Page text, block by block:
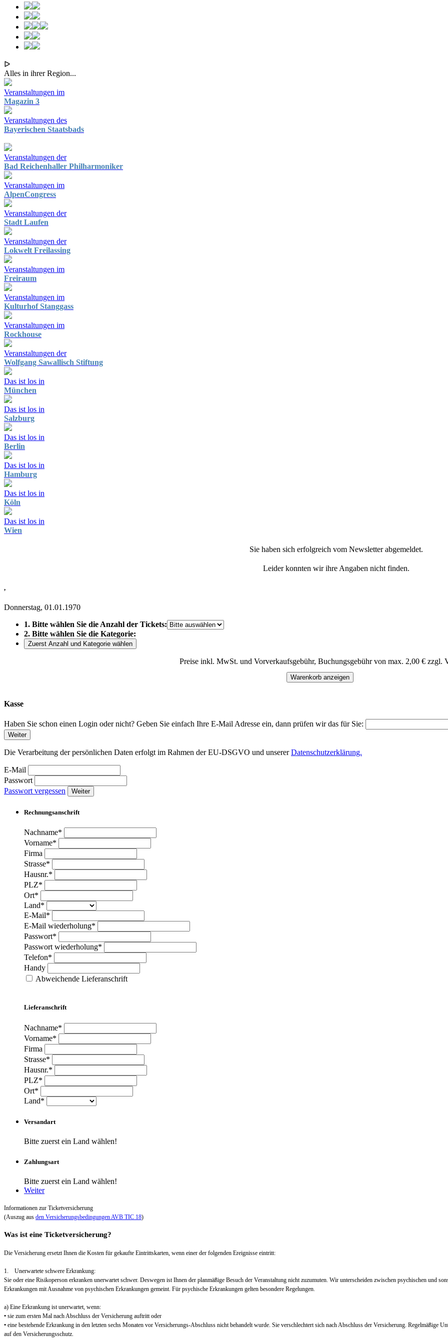
ᐅ
Alles in ihrer Region...
Veranstaltungen im
Magazin 3
Veranstaltungen des
Bayerischen Staatsbads
Veranstaltungen der
Bad Reichenhaller Philharmoniker
Veranstaltungen im
AlpenCongress
Veranstaltungen der
Stadt Laufen
Veranstaltungen der
Lokwelt Freilassing
Veranstaltungen im
Freiraum
Veranstaltungen im
Kulturhof Stanggass
Veranstaltungen im
Rockhouse
Veranstaltungen der
Wolfgang Sawallisch Stiftung
Das ist los in
München
Das ist los in
Salzburg
Das ist los in
Berlin
Das ist los in
Hamburg
Das ist los in
Köln
Das ist los in
Wien
Sie haben sich erfolgreich vom Newsletter abgemeldet.
Leider konnten wir ihre Angaben nicht finden.
,
Donnerstag, 01.01.1970
1. Bitte wählen Sie die Anzahl der Tickets:
2. Bitte wählen Sie die Kategorie:
Zuerst Anzahl und Kategorie wählen
Preise inkl. MwSt. und Vorverkaufsgebühr, Buchungsgebühr von max. 2,00 € zzgl.
Warenkorb anzeigen
Kasse
Haben Sie schon einen Login oder nicht? Geben Sie einfach Ihre E-Mail Adresse ein, dann prüfen wir das für Sie:
Weiter
Die Verarbeitung der persönlichen Daten erfolgt im Rahmen der EU-DSGVO und unsererDatenschutzerklärung.
E-Mail
Passwort
Passwort vergessen
Weiter
Rechnungsanschrift
Nachname*
Vorname*
Firma
Strasse*
Hausnr.*
PLZ*
Ort*
Land*
E-Mail*
E-Mail wiederholung*
Passwort*
Passwort wiederholung*
Telefon*
Handy
Abweichende Lieferanschrift
Lieferanschrift
Nachname*
Vorname*
Firma
Strasse*
Hausnr.*
PLZ*
Ort*
Land*
Versandart
Bitte zuerst ein Land wählen!
Zahlungsart
Bitte zuerst ein Land wählen!
Weiter
Informationen zur Ticketversicherung
(Auszug aus den Versicherungsbedingungen AVB TIC 18)
Was ist eine Ticketversicherung?
Die Versicherung ersetzt Ihnen die Kosten für gekaufte Eintrittskarten, wenn einer der folgenden Ereignisse eintritt:
1. Unerwartete schwere Erkrankung:
Sie oder eine Risikoperson erkranken unerwartet schwer. Deswegen ist Ihnen der planmäßige Besuch der Veranstaltung nicht zuzumuten. Wir unterscheiden zwischen psychischen und
Erkrankungen mit Ausnahme von psychischen Erkrankungen gemeint. Für psychische Erkrankungen gelten besondere Regelungen.
a) Eine Erkrankung ist unerwartet, wenn:
• sie zum ersten Mal nach Abschluss der Versicherung auftritt oder
• eine bestehende Erkrankung in den letzten sechs Monaten vor Versicherungs-Abschluss nicht behandelt wurde. Sie verschlechtert sich nach Abschluss der Versicherung. Regelmäßige
auf den Versicherungsschutz.